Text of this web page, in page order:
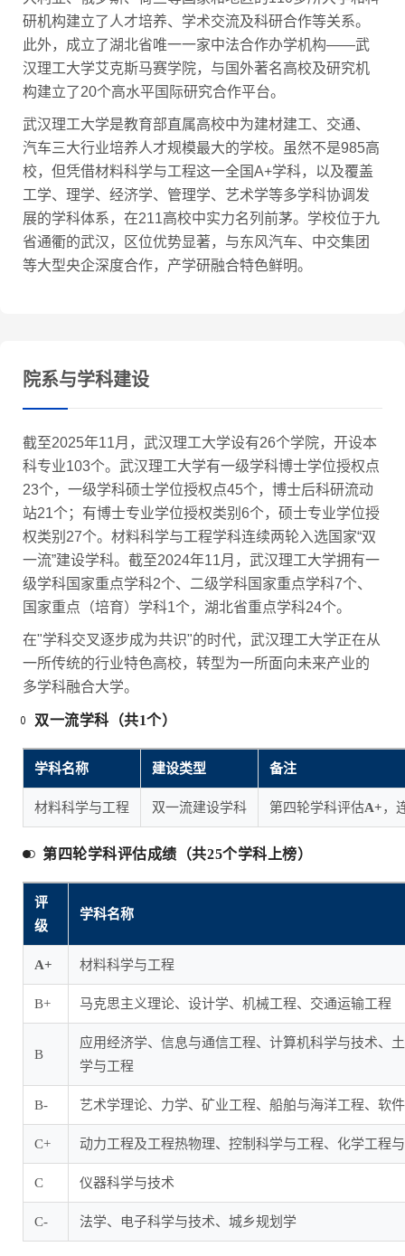
研机构建立了人才培养、学术交流及科研合作等关系。
此外，成立了湖北省唯一一家中法合作办学机构——武
汉理工大学艾克斯马赛学院，与国外著名高校及研究机
构建立了20个高水平国际研究合作平台。
武汉理工大学是教育部直属高校中为建材建工、交通、
汽车三大行业培养人才规模最大的学校。虽然不是985高
校，但凭借材料科学与工程这一全国A+学科，以及覆盖
工学、理学、经济学、管理学、艺术学等多学科协调发
展的学科体系，在211高校中实力名列前茅。学校位于九
省通衢的武汉，区位优势显著，与东风汽车、中交集团
等大型央企深度合作，产学研融合特色鲜明。
院系与学科建设
截至2025年11月，武汉理工大学设有26个学院，开设本
科专业103个。武汉理工大学有一级学科博士学位授权点
23个，一级学科硕士学位授权点45个，博士后科研流动
站21个；有博士专业学位授权类别6个，硕士专业学位授
权类别27个。材料科学与工程学科连续两轮入选国家“双
一流”建设学科。截至2024年11月，武汉理工大学拥有一
级学科国家重点学科2个、二级学科国家重点学科7个、
国家重点（培育）学科1个，湖北省重点学科24个。
在"学科交叉逐步成为共识"的时代，武汉理工大学正在从
一所传统的行业特色高校，转型为一所面向未来产业的
多学科融合大学。
双一流学科（共1个）
学科名称 建设类型 备注
材料科学与工程 双一流建设学科 第四轮学科评估A+，
第四轮学科评估成绩（共25个学科上榜）
评
级
学科名称
A+ 材料科学与工程
B+ 马克思主义理论、设计学、机械工程、交通运输工程
B
应用经济学、信息与通信工程、计算机科学与技术、
学与工程
B- 艺术学理论、力学、矿业工程、船舶与海洋工程、软
C+ 动力工程及工程热物理、控制科学与工程、化学工程
C 仪器科学与技术
C- 法学、电子科学与技术、城乡规划学